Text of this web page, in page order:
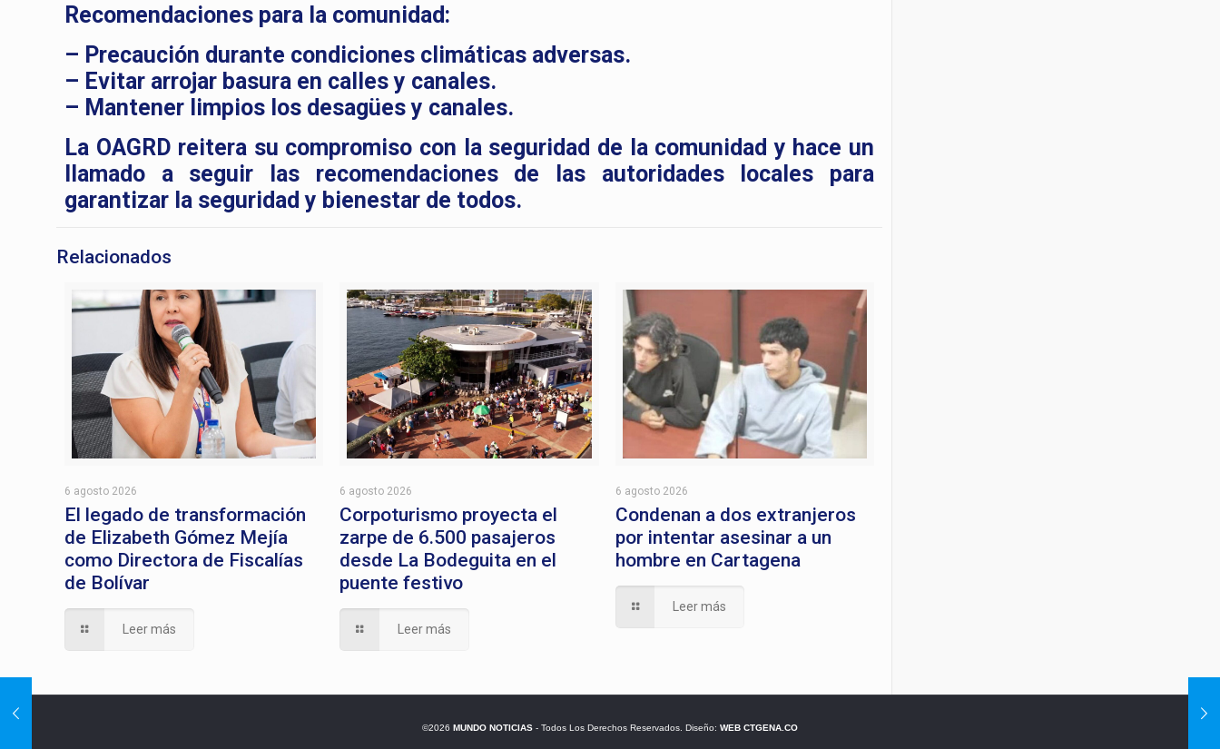
Recomendaciones para la comunidad:
– Precaución durante condiciones climáticas adversas.
– Evitar arrojar basura en calles y canales.
– Mantener limpios los desagües y canales.
La OAGRD reitera su compromiso con la seguridad de la comunidad y hace un
llamado a seguir las recomendaciones de las autoridades locales para
garantizar la seguridad y bienestar de todos.
Relacionados
6 agosto 2026
El legado de transformación
de Elizabeth Gómez Mejía
como Directora de Fiscalías
de Bolívar
Leer más
6 agosto 2026
Corpoturismo proyecta el
zarpe de 6.500 pasajeros
desde La Bodeguita en el
puente festivo
Leer más
6 agosto 2026
Condenan a dos extranjeros
por intentar asesinar a un
hombre en Cartagena
Leer más
©2026 MUNDO NOTICIAS- Todos Los Derechos Reservados. Diseño: WEB CTGENA.CO